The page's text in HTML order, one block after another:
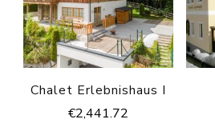
Chalet Erlebnishaus I
€2,441.72